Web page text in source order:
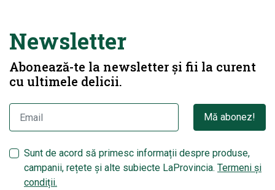
Newsletter
Abonează-te la newsletter și fii la curent
cu ultimele delicii.
Mă abonez!
Sunt de acord să primesc informații despre produse,
campanii, rețete și alte subiecte LaProvincia. Termeni și
condiții.